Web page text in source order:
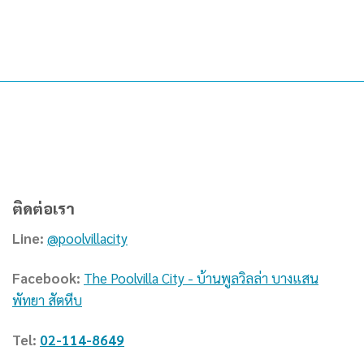
ติดต่อเรา
Line: @poolvillacity
Facebook: The Poolvilla City - บ้านพูลวิลล่า บางแสน
พัทยา สัตหีบ
Tel: 02-114-8649